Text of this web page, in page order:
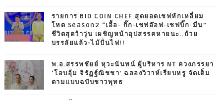
รายการ BID COIN CHEF สุดยอดเชฟหักเหลี่ยม
โหด Season2 “เอื้อ- กิ๊ก-เชฟอ๊อฟ-เชฟบิ๊ก-มีน”
ชีวิตสุดว้าวุ่น เผชิญหน้าอุปสรรคหายนะ..ถ้วย
บรรลัยแล้ว-ไม้ปั่นไฟ!!
พ.อ.สรรพชัยย์ หุวะนันทน์ ผู้บริหาร NT ควงภรรยา
‘โอบอุ้ม จิรัฏฐ์ณิชชา’ ฉลองวิวาห์เรียบหรู จัดเต็ม
ตามแบบฉบับชาวพุทธ